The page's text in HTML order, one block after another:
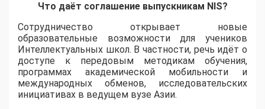
Что даёт соглашение выпускникам NIS?
Сотрудничество открывает новые
образовательные возможности для учеников
Интеллектуальных школ. В частности, речь идёт о
доступе к передовым методикам обучения,
программах академической мобильности и
международных обменов, исследовательских
инициативах в ведущем вузе Азии.